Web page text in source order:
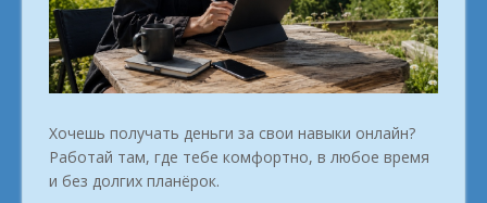
Хочешь получать деньги за свои навыки онлайн?
Работай там, где тебе комфортно, в любое время
и без долгих планёрок.